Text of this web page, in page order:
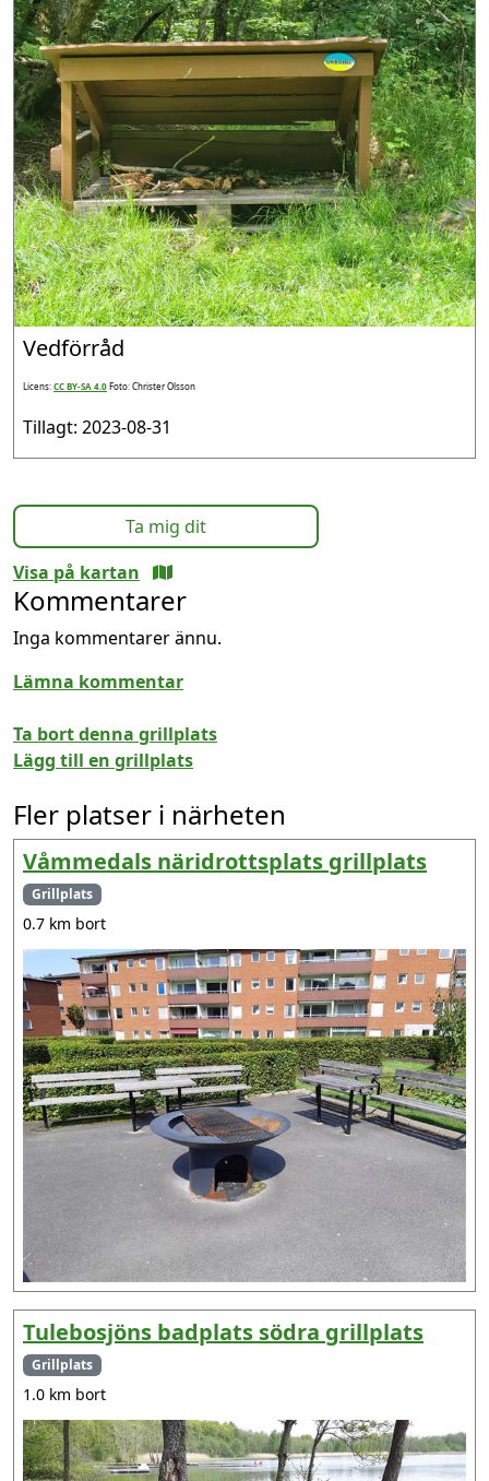
Vedförråd
Licens:CC BY-SA 4.0Foto: Christer Olsson
Tillagt: 2023-08-31
Ta mig dit
Visa på kartan
Kommentarer
Inga kommentarer ännu.
Lämna kommentar
Ta bort denna grillplats
Lägg till en grillplats
Fler platser i närheten
Våmmedals näridrottsplats grillplats
Grillplats
0.7 km bort
Tulebosjöns badplats södra grillplats
Grillplats
1.0 km bort